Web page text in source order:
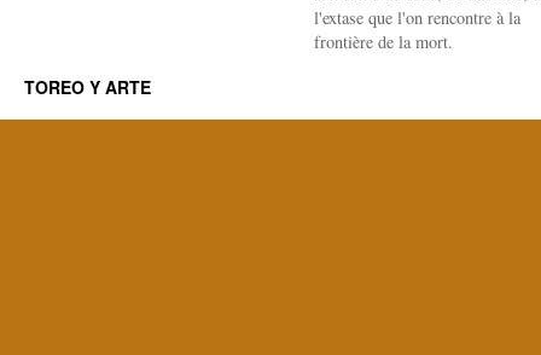
l'extase que l'on rencontre à la
frontière de la mort.
TOREO Y ARTE